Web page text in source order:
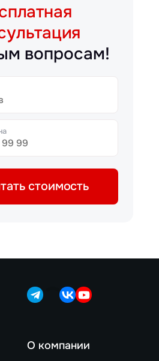
вопросам!
стоимость
О компании